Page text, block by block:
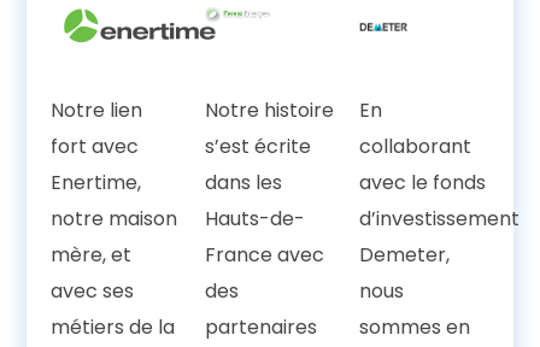
Notre lien
fort avec
Enertime,
notre maison
mère, et
avec ses
métiers de la
Notre histoire
s’est écrite
dans les
Hauts-de-
France avec
des
partenaires
En
collaborant
avec le fonds
d’investissement
Demeter,
nous
sommes en